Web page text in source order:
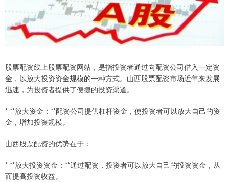
股票配资线上股票配资网站，是指投资者通过向配资公司借入一定资
金，以放大投资资金规模的一种方式。山西股票配资市场近年来发展
迅速，为投资者提供了便捷的投资渠道。
* **放大资金：**配资公司提供杠杆资金，使投资者可以放大自己的资
金，增加投资规模。
山西股票配资的优势在于：
* **放大投资资金：**通过配资，投资者可以放大自己的投资资金，从
而提高投资收益。